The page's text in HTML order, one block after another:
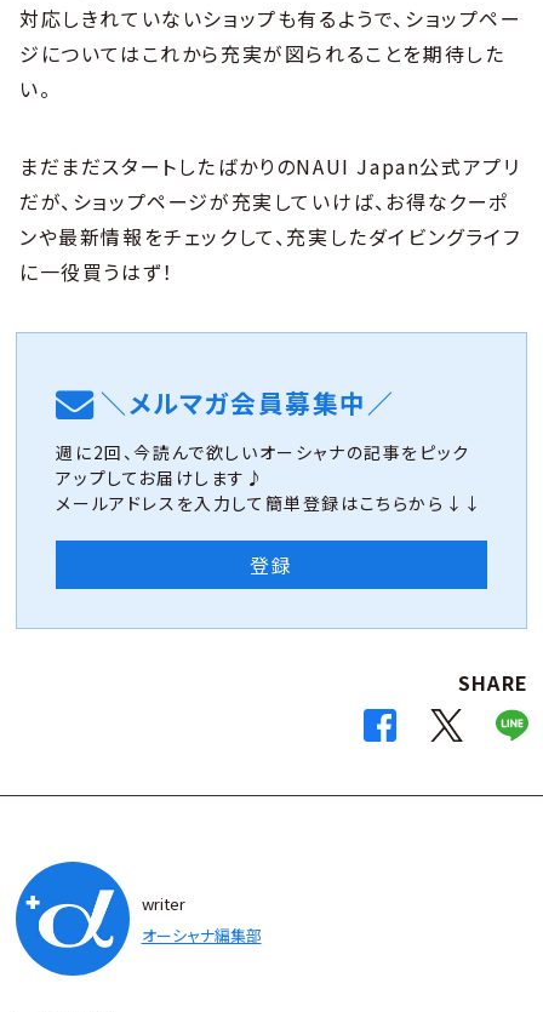
対応しきれていないショップも有るようで、ショップペー
ジについてはこれから充実が図られることを期待した
い。
まだまだスタートしたばかりのNAUI Japan公式アプリ
だが、ショップページが充実していけば、お得なクーポ
ンや最新情報をチェックして、充実したダイビングライフ
に一役買うはず！
＼メルマガ会員募集中／
週に2回、今読んで欲しいオーシャナの記事をピック
アップしてお届けします♪
メールアドレスを入力して簡単登録はこちらから↓↓
登録
SHARE
writer
オーシャナ編集部